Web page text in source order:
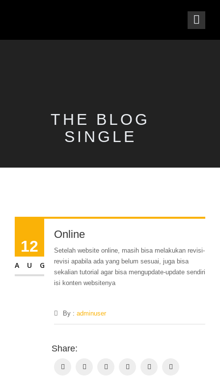
THE BLOG
SINGLE
12
AUG
Online
Setelah website online, masih bisa melakukan revisi-
revisi apabila ada yang belum sesuai, juga bisa
sekalian tutorial agar bisa mengupdate-update sendiri
isi konten websitenya
By : adminuser
Share: